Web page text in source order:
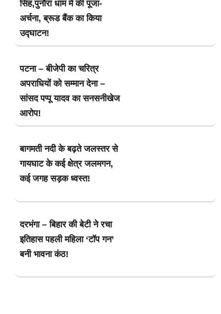
सिंह,पुनौरा धाम में की पूजा-
अर्चना, ब्रूड बैंक का किया
उद्घाटन!
पटना – बीजेपी का चरित्र
अपराधियों को सम्मान देना –
सांसद पप्पू यादव का सनसनीखेज
आरोप!
बागमती नदी के बढ़ते जलस्तर से
गायघाट के कई क्षेत्र जलमगन,
कई जगह सड़क ध्वस्त!
दरभंगा – बिहार की बेटी ने रचा
इतिहास पहली महिला ‘टॉप गन’
बनी भावना कंठ!